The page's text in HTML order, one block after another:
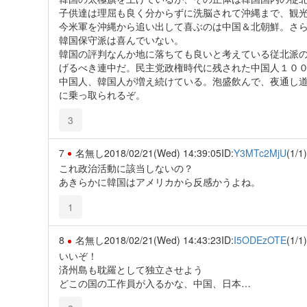
子供達は理屈も良く分からずに洗脳されて沖縄まで、観
今米軍を沖縄から追い出して喜ぶのは中国＆北朝鮮。さ
韓国保守派は喜んでいない。
韓国の評判なんか地に落ちても良いと考えている従北派
げるべき連中だ。民主党政権時代に残された中国人１
中国人、韓国人が増え続けている。泡盛飲んで、夜通し
に乗っ取られるぞ。
3
7 名無し2018/02/21(Wed) 14:39:05ID:Y3MTc2MjU(1/1)
これ政治活動に該当しないの？
あきらかに韓国はアメリカから反感かうよね。
1
8 名無し2018/02/21(Wed) 14:43:23ID:I5ODEzOTE(1/1)
いいぞ！
済州島も耽羅として独立させよう
どこの国の工作員が入るかな、中国、日本…